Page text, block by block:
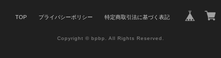
TOP プライバシーポリシー 特定商取引法に基づく表記
Copyright © bpbp. All Rights Reserved.